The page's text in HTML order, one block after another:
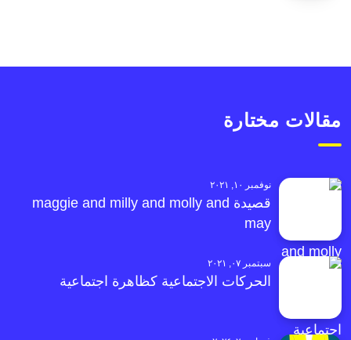
مقالات مختارة
نوفمبر ١٠, ٢٠٢١
قصيدة maggie and milly and molly and
may
سبتمبر ٠٧, ٢٠٢١
الحركات الاجتماعية كظاهرة اجتماعية